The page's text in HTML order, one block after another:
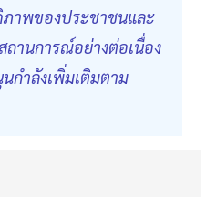
าพของประชาชนและ
านการณ์อย่างต่อเนื่อง
กำลังเพิ่มเติมตาม